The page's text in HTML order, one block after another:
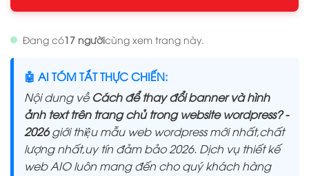
Đang có17 ngườicùng xem trang này.
🤖 AI TÓM TẮT THỰC CHIẾN:
Nội dung về Cách để thay đổi banner và hình
ảnh text trên trang chủ trong website wordpress? -
2026giới thiệu mẫu web wordpress mới nhất,chất
lượng nhất,uy tín đảm bảo 2026. Dịch vụ thiết kế
web AIO luôn mang đến cho quý khách hàng